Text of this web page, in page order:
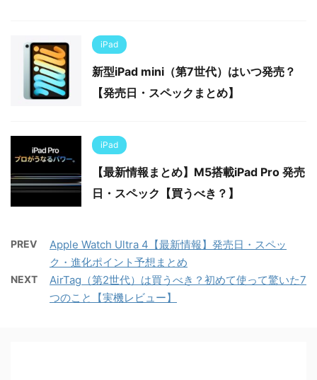
iPad
新型iPad mini（第7世代）はいつ発売？
【発売日・スペックまとめ】
iPad
【最新情報まとめ】M5搭載iPad Pro 発売
日・スペック【買うべき？】
PREV
Apple Watch Ultra 4【最新情報】発売日・スペッ
ク・進化ポイント予想まとめ
NEXT
AirTag（第2世代）は買うべき？初めて使って驚いた7
つのこと【実機レビュー】